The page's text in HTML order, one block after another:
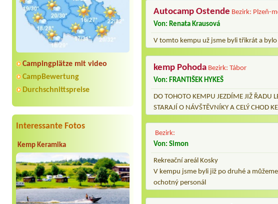
Campingplätze mit video
CampBewertung
Durchschnittspreise
Interessante Fotos
Kemp Keramika
Autocamp Ostende Bezirk: Plzeň-
Von: Renata Krausová
V tomto kempu už jsme byli třikrát a
kemp Pohoda Bezirk: Tábor
Von: FRANTIŠEK HYKEŠ
DO TOHOTO KEMPU JEZDÍME JIŽ ŘADU
STARAJÍ O NÁVŠTĚVNÍKY A CELÝ CHOD
Bezirk:
Von: Simon
Rekreační areál Kosky
V kempu jsme byli již po druhé a
ochotný personál